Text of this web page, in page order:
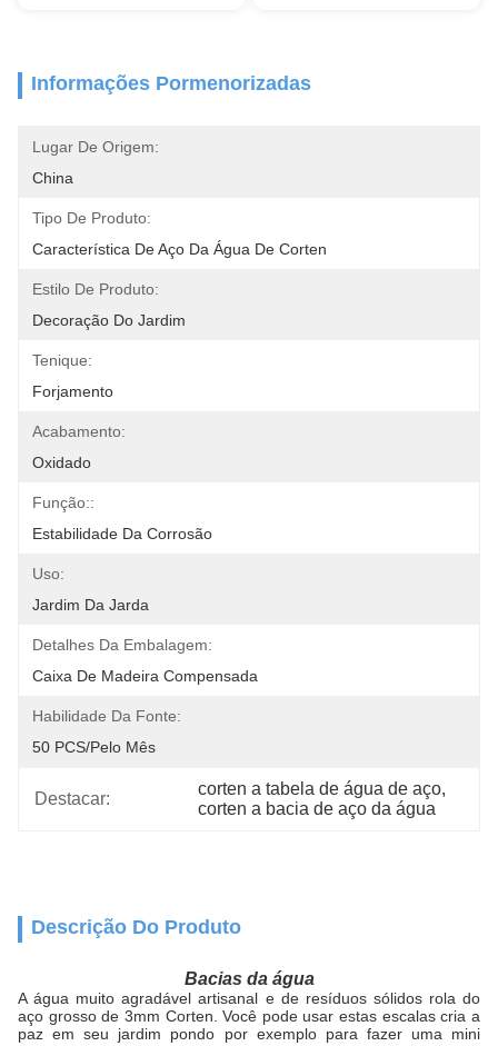
Informações Pormenorizadas
Lugar De Origem:
China
Tipo De Produto:
Característica De Aço Da Água De Corten
Estilo De Produto:
Decoração Do Jardim
Tenique:
Forjamento
Acabamento:
Oxidado
Função::
Estabilidade Da Corrosão
Uso:
Jardim Da Jarda
Detalhes Da Embalagem:
Caixa De Madeira Compensada
Habilidade Da Fonte:
50 PCS/pelo Mês
Destacar:
corten a tabela de água de aço,
corten a bacia de aço da água
Descrição Do Produto
Bacias da água
A água muito agradável artisanal e de resíduos sólidos rola do
aço grosso de 3mm Corten. Você pode usar estas escalas cria a
paz em seu jardim pondo por exemplo para fazer uma mini